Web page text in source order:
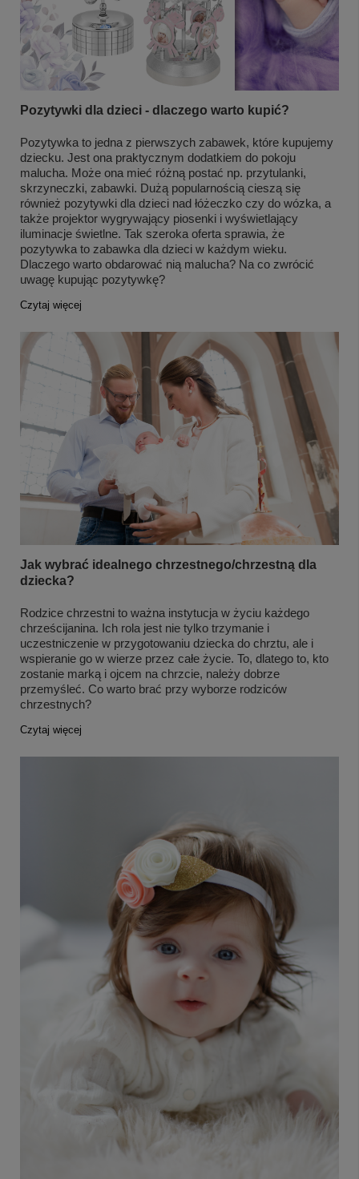
Pozytywki dla dzieci - dlaczego warto kupić?
Pozytywka to jedna z pierwszych zabawek, które kupujemy
dziecku. Jest ona praktycznym dodatkiem do pokoju
malucha. Może ona mieć różną postać np. przytulanki,
skrzyneczki, zabawki. Dużą popularnością cieszą się
również pozytywki dla dzieci nad łóżeczko czy do wózka, a
także projektor wygrywający piosenki i wyświetlający
iluminacje świetlne. Tak szeroka oferta sprawia, że
pozytywka to zabawka dla dzieci w każdym wieku.
Dlaczego warto obdarować nią malucha? Na co zwrócić
uwagę kupując pozytywkę?
Czytaj więcej
Jak wybrać idealnego chrzestnego/chrzestną dla
dziecka?
Rodzice chrzestni to ważna instytucja w życiu każdego
chrześcijanina. Ich rola jest nie tylko trzymanie i
uczestniczenie w przygotowaniu dziecka do chrztu, ale i
wspieranie go w wierze przez całe życie. To, dlatego to, kto
zostanie marką i ojcem na chrzcie, należy dobrze
przemyśleć. Co warto brać przy wyborze rodziców
chrzestnych?
Czytaj więcej